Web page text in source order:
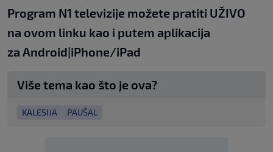
Program N1 televizije možete pratiti UŽIVO
na ovom linku kao i putem aplikacija
za Android|iPhone/iPad
Više tema kao što je ova?
KALESIJA PAUŠAL